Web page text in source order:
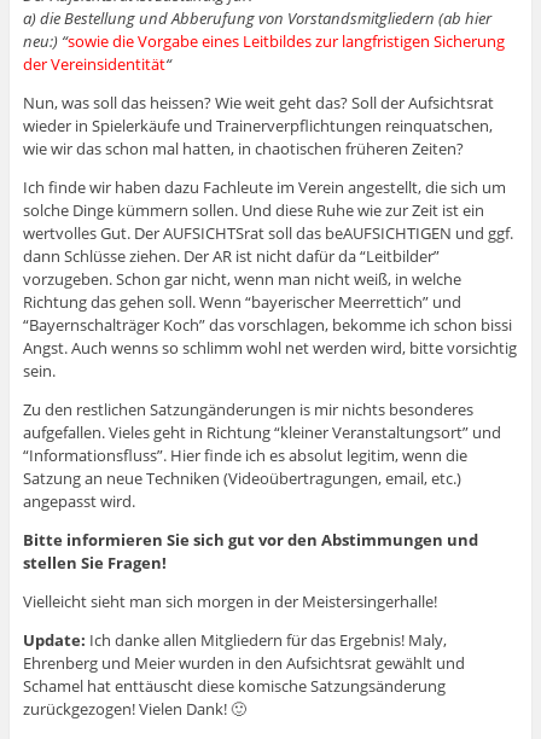
a) die Bestellung und Abberufung von Vorstandsmitgliedern (ab hier
neu:) “sowie die Vorgabe eines Leitbildes zur langfristigen Sicherung
der Vereinsidentität“
Nun, was soll das heissen? Wie weit geht das? Soll der Aufsichtsrat
wieder in Spielerkäufe und Trainerverpflichtungen reinquatschen,
wie wir das schon mal hatten, in chaotischen früheren Zeiten?
Ich finde wir haben dazu Fachleute im Verein angestellt, die sich um
solche Dinge kümmern sollen. Und diese Ruhe wie zur Zeit ist ein
wertvolles Gut. Der AUFSICHTSrat soll das beAUFSICHTIGEN und ggf.
dann Schlüsse ziehen. Der AR ist nicht dafür da “Leitbilder”
vorzugeben. Schon gar nicht, wenn man nicht weiß, in welche
Richtung das gehen soll. Wenn “bayerischer Meerrettich” und
“Bayernschalträger Koch” das vorschlagen, bekomme ich schon bissi
Angst. Auch wenns so schlimm wohl net werden wird, bitte vorsichtig
sein.
Zu den restlichen Satzungänderungen is mir nichts besonderes
aufgefallen. Vieles geht in Richtung “kleiner Veranstaltungsort” und
“Informationsfluss”. Hier finde ich es absolut legitim, wenn die
Satzung an neue Techniken (Videoübertragungen, email, etc.)
angepasst wird.
Bitte informieren Sie sich gut vor den Abstimmungen und
stellen Sie Fragen!
Vielleicht sieht man sich morgen in der Meistersingerhalle!
Update: Ich danke allen Mitgliedern für das Ergebnis! Maly,
Ehrenberg und Meier wurden in den Aufsichtsrat gewählt und
Schamel hat enttäuscht diese komische Satzungsänderung
zurückgezogen! Vielen Dank! 🙂